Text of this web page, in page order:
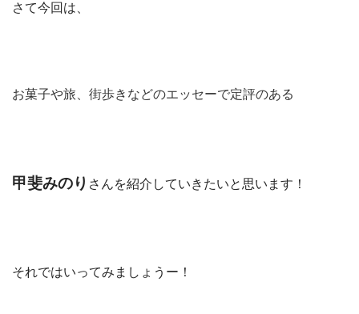
さて今回は、
お菓子や旅、街歩きなどのエッセーで定評のある
甲斐みのり さんを紹介していきたいと思います！
それではいってみましょうー！